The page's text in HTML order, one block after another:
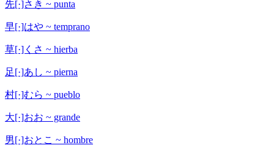
先[·]さき ~ punta
早[·]はや ~ temprano
草[·]くさ ~ hierba
足[·]あし ~ pierna
村[·]むら ~ pueblo
大[·]おお ~ grande
男[·]おとこ ~ hombre